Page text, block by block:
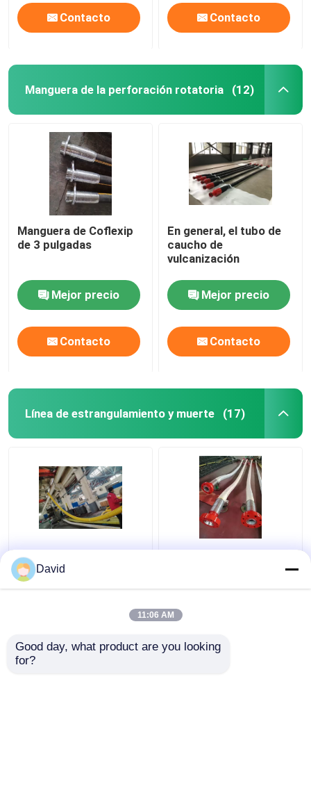
Contacto Contacto
Manguera de la perforación rotatoria (12)
Manguera de Coflexip
de 3 pulgadas
Mejor precio
Contacto
En general, el tubo de
caucho de
vulcanización
Mejor precio
Contacto
Línea de estrangulamiento y muerte (17)
Línea de evacuación de
la manguera del API
16C Coflex
89m m Bop las
mangueras del control
David
11:06 AM
Good day, what product are you looking
for?